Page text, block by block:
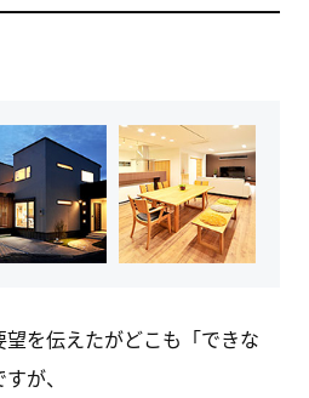
を伝えたがどこも「できな
が、